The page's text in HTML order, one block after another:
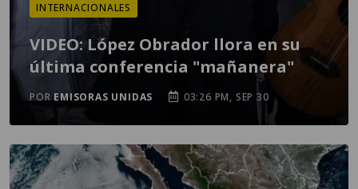
INTERNACIONALES
VIDEO: López Obrador llora en su
última conferencia "mañanera"
POREMISORAS UNIDAS 03:26 PM, SEP 30